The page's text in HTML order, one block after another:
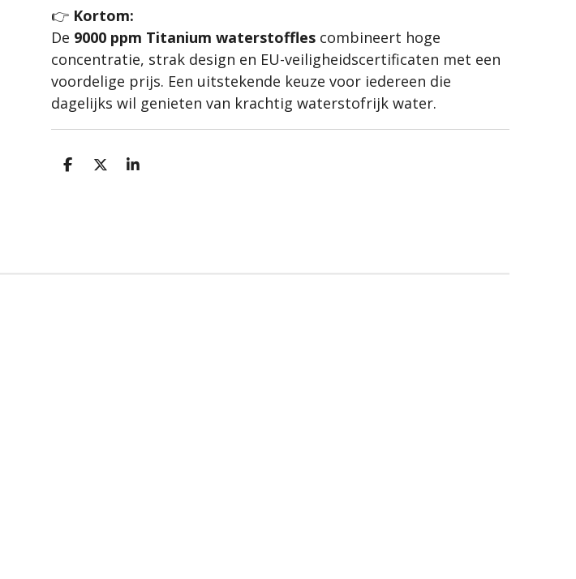
👉 Kortom:
De 9000 ppm Titanium waterstoffles combineert hoge
concentratie, strak design en EU-veiligheidscertificaten met een
voordelige prijs. Een uitstekende keuze voor iedereen die
dagelijks wil genieten van krachtig waterstofrijk water.
D
D
S